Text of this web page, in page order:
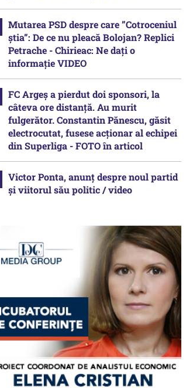
Mutarea PSD despre care ”Cotroceniul
știa”: De ce nu pleacă Bolojan? Replici
Petrache - Chirieac: Ne dați o
informație VIDEO
FC Argeș a pierdut doi sponsori, la
câteva ore distanță. Au murit
fulgerător. Constantin Pănescu, găsit
electrocutat, fusese acționar al echipei
din Superliga - FOTO în articol
Victor Ponta, anunț despre noul partid
și viitorul său politic / video